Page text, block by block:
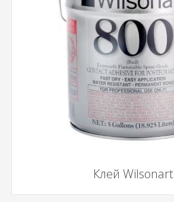
Клей Wilsonart